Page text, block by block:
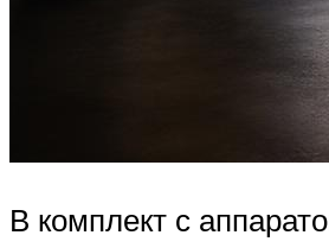
В комплект с